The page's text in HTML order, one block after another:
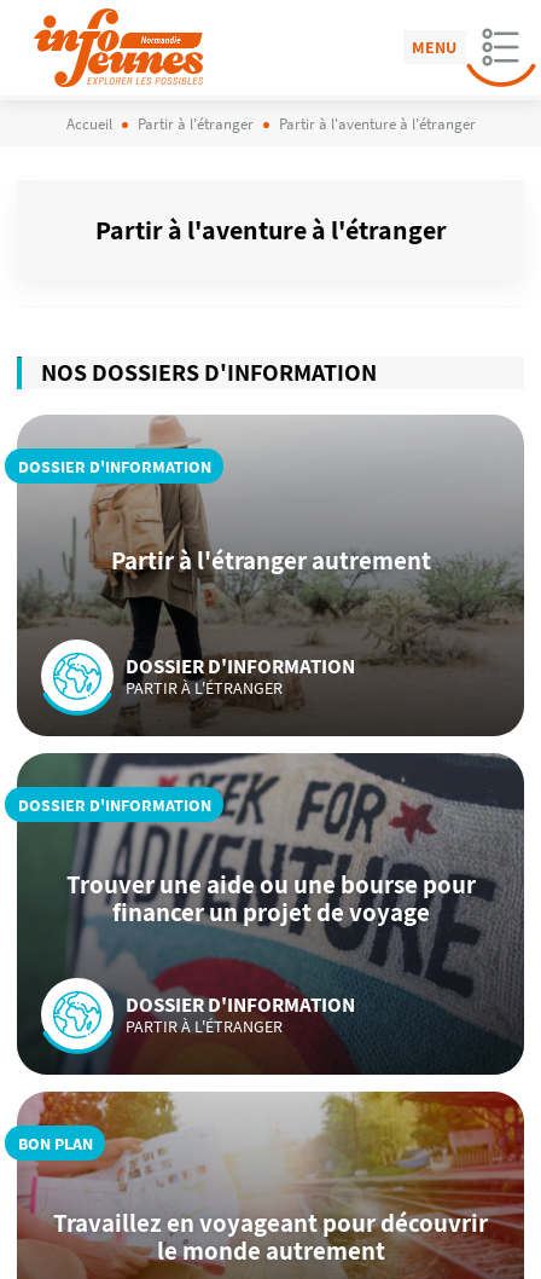
MENU
Accueil Partir à l'étranger Partir à l'aventure à l'étranger
Partir à l'aventure à l'étranger
NOS DOSSIERS D'INFORMATION
DOSSIER D'INFORMATION
Partir à l'étranger autrement
DOSSIER D'INFORMATION
PARTIR À L'ÉTRANGER
DOSSIER D'INFORMATION
Trouver une aide ou une bourse pour
financer un projet de voyage
DOSSIER D'INFORMATION
PARTIR À L'ÉTRANGER
BON PLAN
Travaillez en voyageant pour découvrir
le monde autrement